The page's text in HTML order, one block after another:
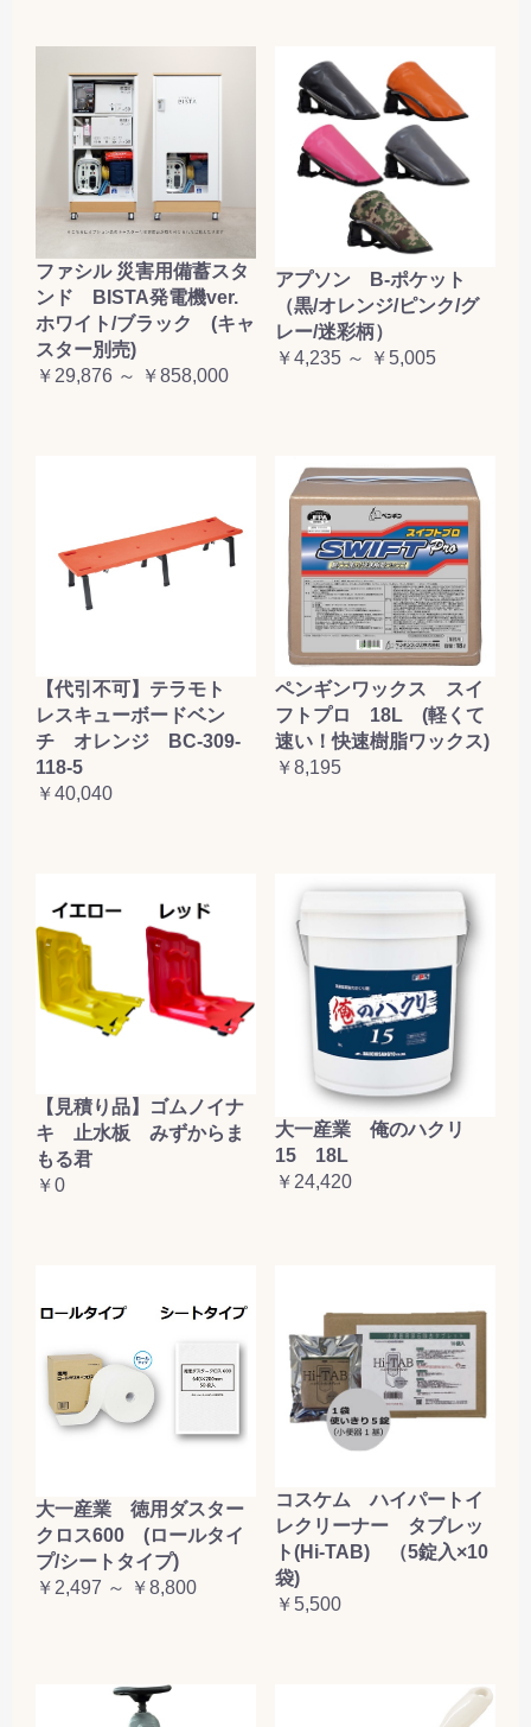
ファシル 災害用備蓄スタ
ンド BISTA発電機ver.
ホワイト/ブラック (キャ
スター別売)
￥29,876 ～ ￥858,000
アプソン B-ポケット
（黒/オレンジ/ピンク/グ
レー/迷彩柄）
￥4,235 ～ ￥5,005
【代引不可】テラモト
レスキューボードベン
チ オレンジ BC-309-
118-5
￥40,040
ペンギンワックス スイ
フトプロ 18L (軽くて
速い！快速樹脂ワックス)
￥8,195
【見積り品】ゴムノイナ
キ 止水板 みずからま
もる君
￥0
大一産業 俺のハクリ
15 18L
￥24,420
大一産業 徳用ダスター
クロス600 (ロールタイ
プ/シートタイプ)
￥2,497 ～ ￥8,800
コスケム ハイパートイ
レクリーナー タブレッ
ト(Hi-TAB) （5錠入×10
袋)
￥5,500